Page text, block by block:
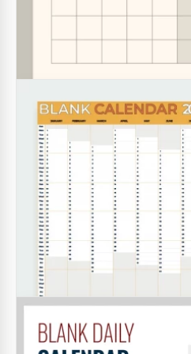
Niedlicher
Vorlage
Google Slides
jedes Jahr, jeden Monat